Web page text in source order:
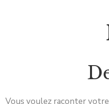
Vous voulez raconter